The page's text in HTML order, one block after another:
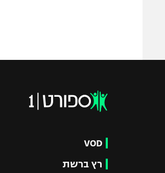
VOD
רץ ברשת